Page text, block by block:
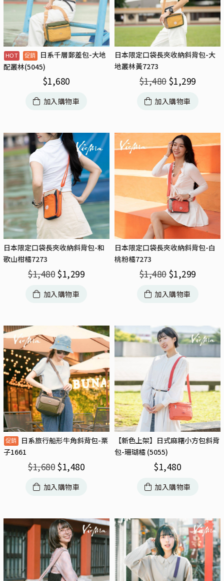
日系千層郵差包-大地
配叢林(5045)
$1,680
加入購物車
日本限定口袋長夾收納斜背包-大
地叢林黃7273
$1,480 $1,299
加入購物車
日本限定口袋長夾收納斜背包-和
歌山柑橘7273
$1,480 $1,299
加入購物車
日本限定口袋長夾收納斜背包-白
桃粉橘7273
$1,480 $1,299
加入購物車
日系旅行船形牛角斜背包-栗
子1661
$1,680 $1,480
加入購物車
【新色上架】日式麻糬小方包斜背
包-珊瑚橘 (5055)
$1,480
加入購物車